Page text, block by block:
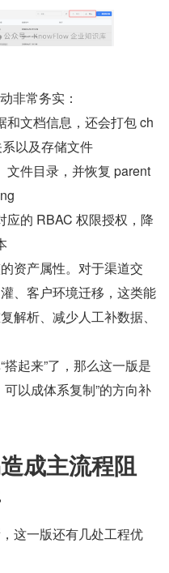
非常务实：
和文档信息，还会打包 ch
以及存储文件
文件目录，并恢复 parent
应的 RBAC 权限授权，降
资产属性。对于渠道交
、客户环境迁移，这类能
解析、减少人工补数据、
起来”了，那么这一版是
以成体系复制”的方向补
成主流程阻
这一版还有几处工程优